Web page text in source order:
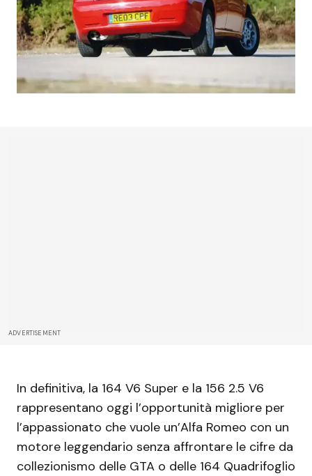
ADVERTISEMENT
In definitiva, la 164 V6 Super e la 156 2.5 V6
rappresentano oggi l’opportunità migliore per
l’appassionato che vuole un’Alfa Romeo con un
motore leggendario senza affrontare le cifre da
collezionismo delle GTA o delle 164 Quadrifoglio